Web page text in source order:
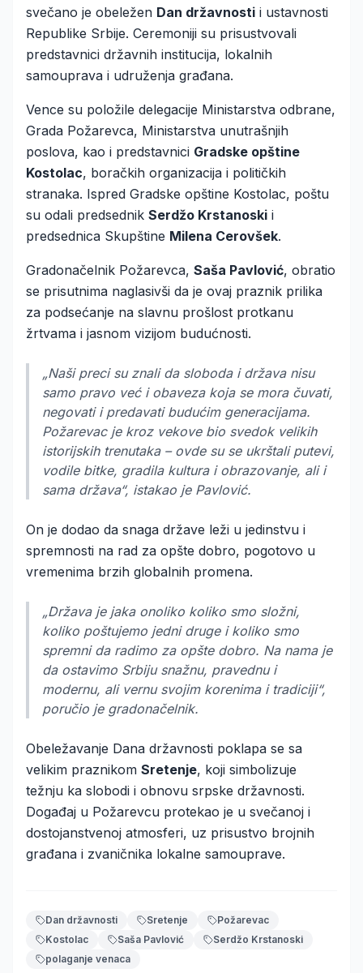
svečano je obeležen Dan državnosti i ustavnosti
Republike Srbije. Ceremoniji su prisustvovali
predstavnici državnih institucija, lokalnih
samouprava i udruženja građana.
Vence su položile delegacije Ministarstva odbrane,
Grada Požarevca, Ministarstva unutrašnjih
poslova, kao i predstavnici Gradske opštine
Kostolac, boračkih organizacija i političkih
stranaka. Ispred Gradske opštine Kostolac, poštu
su odali predsednik Serdžo Krstanoski i
predsednica Skupštine Milena Cerovšek.
Gradonačelnik Požarevca, Saša Pavlović, obratio
se prisutnima naglasivši da je ovaj praznik prilika
za podsećanje na slavnu prošlost protkanu
žrtvama i jasnom vizijom budućnosti.
„Naši preci su znali da sloboda i država nisu
samo pravo već i obaveza koja se mora čuvati,
negovati i predavati budućim generacijama.
Požarevac je kroz vekove bio svedok velikih
istorijskih trenutaka – ovde su se ukrštali putevi,
vodile bitke, gradila kultura i obrazovanje, ali i
sama država“, istakao je Pavlović.
On je dodao da snaga države leži u jedinstvu i
spremnosti na rad za opšte dobro, pogotovo u
vremenima brzih globalnih promena.
„Država je jaka onoliko koliko smo složni,
koliko poštujemo jedni druge i koliko smo
spremni da radimo za opšte dobro. Na nama je
da ostavimo Srbiju snažnu, pravednu i
modernu, ali vernu svojim korenima i tradiciji“,
poručio je gradonačelnik.
Obeležavanje Dana državnosti poklapa se sa
velikim praznikom Sretenje, koji simbolizuje
težnju ka slobodi i obnovu srpske državnosti.
Događaj u Požarevcu protekao je u svečanoj i
dostojanstvenoj atmosferi, uz prisustvo brojnih
građana i zvaničnika lokalne samouprave.
Dan državnosti Sretenje
Požarevac
Kostolac
Saša Pavlović
Serdžo Krstanoski
polaganje venaca